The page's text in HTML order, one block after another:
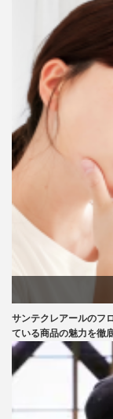
サンテクレアールのフ
ている商品の魅力を徹